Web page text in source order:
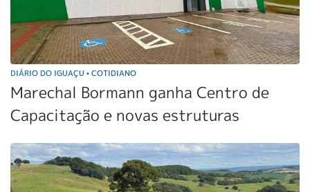
DIÁRIO DO IGUAÇU • COTIDIANO
Marechal Bormann ganha Centro de
Capacitação e novas estruturas